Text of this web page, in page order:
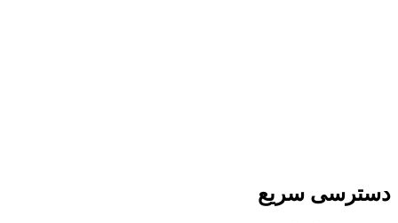
دسترسی سریع